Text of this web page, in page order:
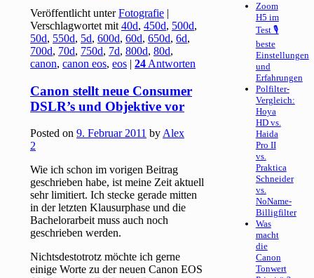
Veröffentlicht unter Fotografie |
Verschlagwortet mit 40d,450d, 500d,
50d, 550d, 5d,600d,60d,650d,6d,
700d, 70d, 750d, 7d,800d,80d,
canon,canon eos,eos |24 Antworten
Canon stellt neue Consumer
DSLR’s und Objektive vor
Posted on9. Februar 2011 byAlex
2
Wie ich schon im vorigen Beitrag
geschrieben habe, ist meine Zeit aktuell
sehr limitiert. Ich stecke gerade mitten
in der letzten Klausurphase und die
Bachelorarbeit muss auch noch
geschrieben werden.
Nichtsdestotrotz möchte ich gerne
einige Worte zu der neuen Canon EOS
Zoom
H5 im
Test 🎙
beste
Einstellungen
und
Erfahrungen
Polfilter-
Vergleich:
Hoya
HD vs.
Haida
Pro II
vs.
Praktica
Schneider
vs.
NoName-
Billigfilter
Was
macht
die
Canon
Tonwert